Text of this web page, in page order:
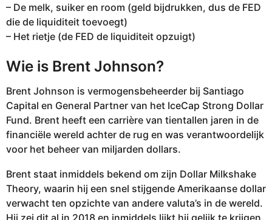
– De melk, suiker en room (geld bijdrukken, dus de FED
die de liquiditeit toevoegt)
– Het rietje (de FED de liquiditeit opzuigt)
Wie is Brent Johnson?
Brent Johnson is vermogensbeheerder bij Santiago
Capital en General Partner van het IceCap Strong Dollar
Fund. Brent heeft een carrière van tientallen jaren in de
financiële wereld achter de rug en was verantwoordelijk
voor het beheer van miljarden dollars.
Brent staat inmiddels bekend om zijn Dollar Milkshake
Theory, waarin hij een snel stijgende Amerikaanse dollar
verwacht ten opzichte van andere valuta’s in de wereld.
Hij zei dit al in 2018 en inmiddels lijkt hij gelijk te krijgen.